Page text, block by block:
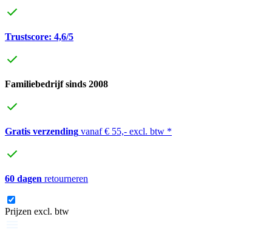
Trustscore: 4,6/5
Familiebedrijf sinds 2008
Gratis verzending vanaf € 55,- excl. btw *
60 dagen retourneren
Prijzen excl. btw